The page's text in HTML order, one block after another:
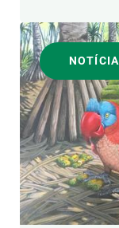
NOTÍCIA